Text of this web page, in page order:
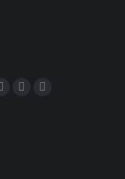
SleditePišiteDelite